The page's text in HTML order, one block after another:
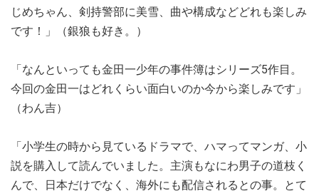
じめちゃん、剣持警部に美雪、曲や構成などどれも楽しみ
です！」（銀狼も好き。）
「なんといっても金田一少年の事件簿はシリーズ5作目。
今回の金田一はどれくらい面白いのか今から楽しみです」
（わん吉）
「小学生の時から見ているドラマで、ハマってマンガ、小
説を購入して読んでいました。主演もなにわ男子の道枝く
んで、日本だけでなく、海外にも配信されるとの事。とて